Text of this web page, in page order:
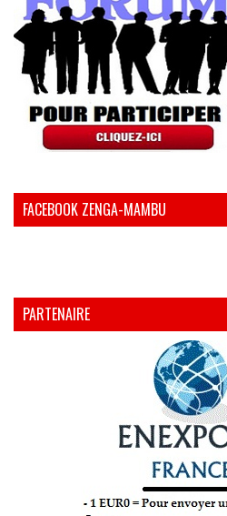
FACEBOOK ZENGA-MAMBU
PARTENAIRE